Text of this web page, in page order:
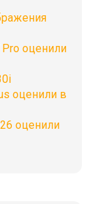
оценили
оценили в
оценили